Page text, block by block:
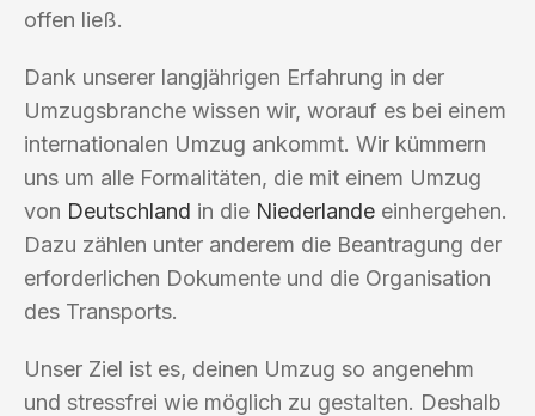
offen ließ.
Dank unserer langjährigen Erfahrung in der
Umzugsbranche wissen wir, worauf es bei einem
internationalen Umzug ankommt. Wir kümmern
uns um alle Formalitäten, die mit einem Umzug
von Deutschland in die Niederlande einhergehen.
Dazu zählen unter anderem die Beantragung der
erforderlichen Dokumente und die Organisation
des Transports.
Unser Ziel ist es, deinen Umzug so angenehm
und stressfrei wie möglich zu gestalten. Deshalb